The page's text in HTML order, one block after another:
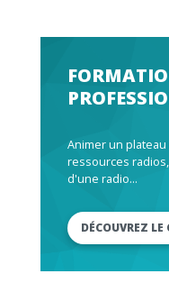
Animer un
ressources
d'une radio...
DÉCOUVREZ